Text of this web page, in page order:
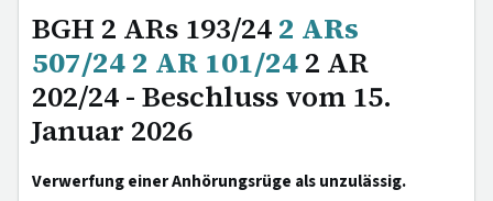
BGH 2 ARs 193/242 ARs
507/242 AR 101/242 AR
202/24 - Beschluss vom 15.
Januar 2026
Verwerfung einer Anhörungsrüge als unzulässig.